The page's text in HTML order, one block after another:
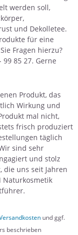
werden soll,
,
und Dekolletee.
für eine
Fragen hierzu?
99 85 27. Gerne
Produkt, das
Wirkung und
mal nicht,
frisch produziert
täglich
sind sehr
und stolz
uns seit Jahren
Naturkosmetik
und ggf.
beschrieben